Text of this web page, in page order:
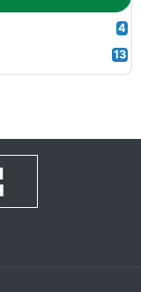
4
13